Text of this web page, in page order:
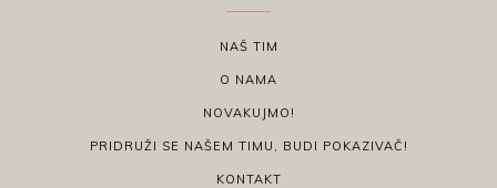
NAŠ TIM
O NAMA
NOVAKUJMO!
PRIDRUŽI SE NAŠEM TIMU, BUDI POKAZIVAČ!
KONTAKT